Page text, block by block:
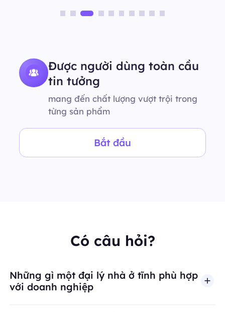
Được người dùng toàn cầu
tin tưởng
mang đến chất lượng vượt trội trong
từng sản phẩm
Bắt đầu
Có câu hỏi?
Những gì một đại lý nhà ở tĩnh phù hợp
với doanh nghiệp